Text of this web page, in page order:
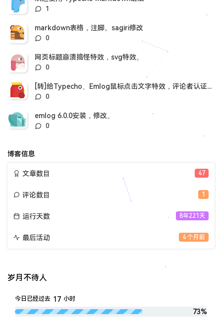
章评
数：
1
markdown表格，注脚。sagiri修改
评
数：
0
网页标题崩溃搞怪特效，svg特效。
评
数：
0
[转]给Typecho、Emlog鼠标点击文字特效，评论者认证插件。
评
数：
0
emlog 6.0.0安装，修改。
评
0
博客信息
47
文章数目
1
评论数目
8年221天
运行天数
4 个月前
最后活动
岁月不待人
今日已经过去 17 小时
73%